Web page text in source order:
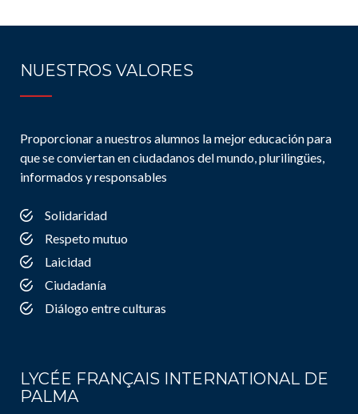
NUESTROS VALORES
Proporcionar a nuestros alumnos la mejor educación para
que se conviertan en ciudadanos del mundo, plurilingües,
informados y responsables
Solidaridad
Respeto mutuo
Laicidad
Ciudadanía
Diálogo entre culturas
LYCÉE FRANÇAIS INTERNATIONAL DE
PALMA